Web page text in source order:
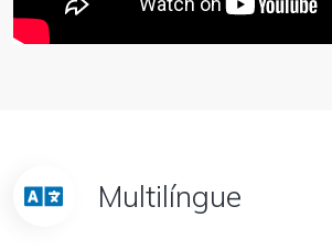
Multilíngue